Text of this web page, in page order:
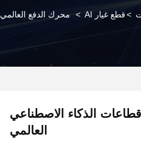
>قطع غيار AI > محرك الدفع العالمي 30920904 قطاعات الذكاء الاصطناعي العالمي
محرك الدفع العالمي 30920904 قطاعات الذكاء الاصطناعي
العالمي